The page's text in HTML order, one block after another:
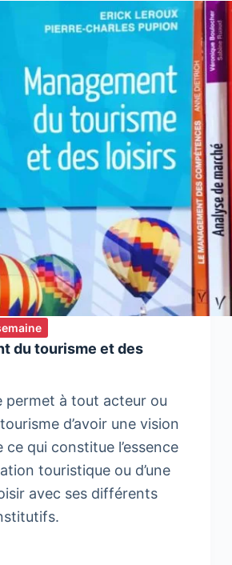
du tourisme et des
permet à tout acteur ou
d’avoir une vision
ce qui constitue l’essence
touristique ou d’une
avec ses différents